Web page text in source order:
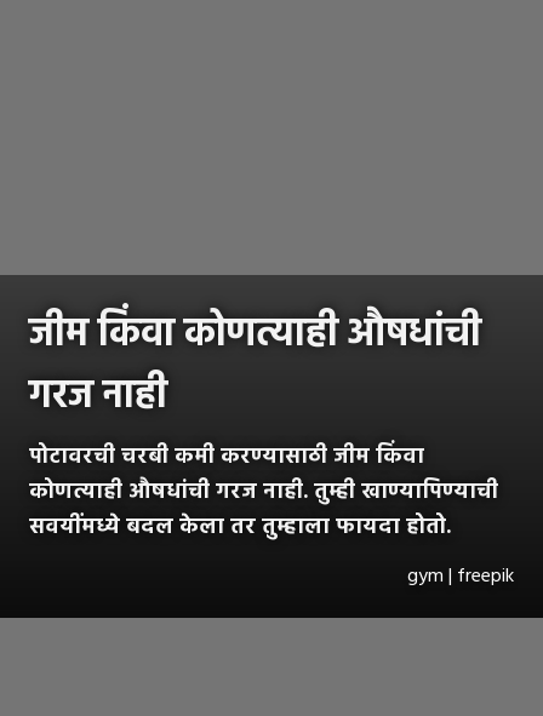
जीम किंवा कोणत्याही औषधांची
गरज नाही
पोटावरची चरबी कमी करण्यासाठी जीम किंवा
कोणत्याही औषधांची गरज नाही. तुम्ही खाण्यापिण्याची
सवयींमध्ये बदल केला तर तुम्हाला फायदा होतो.
gym | freepik